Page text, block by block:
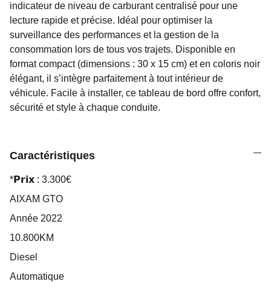
indicateur de niveau de carburant centralisé pour une
lecture rapide et précise. Idéal pour optimiser la
surveillance des performances et la gestion de la
consommation lors de tous vos trajets. Disponible en
format compact (dimensions : 30 x 15 cm) et en coloris noir
élégant, il s’intègre parfaitement à tout intérieur de
véhicule. Facile à installer, ce tableau de bord offre confort,
sécurité et style à chaque conduite.
Caractéristiques
*𝗣𝗿𝗶𝘅 : 3.300€
AIXAM GTO
Année 2022
10.800KM
Diesel
Automatique